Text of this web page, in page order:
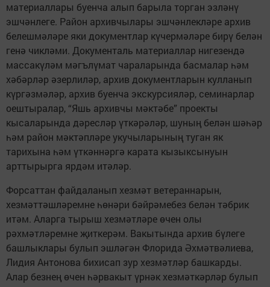
материаллары буенча алып барыла торган эзләнү
эшчәнлеге. Район архивчылары эшчәнлекләре архив
белешмәләре яки документлар күчермәләре бирү белән
генә чикләми. Документаль материаллар нигезендә
массакүләм мәгълүмат чараларында басмалар һәм
хәбәрләр әзерлиләр, архив документларын кулланып
күргәзмәләр, архив буенча экскурсияләр, семинарлар
оештыралар, “Яшь архивчы мәктәбе” проекты
кысаларында дәресләр үткәрәләр, шуның белән шәһәр
һәм район мәктәпләре укучыларының туган як
тарихына һәм үткәннәргә карата кызыксынуын
арттырырга ярдәм итәләр.
Форсаттан файдаланып хезмәт ветераннарын,
хезмәттәшләремне һөнәри бәйрәмебез белән тәбрик
итәм. Аларга тырыш хезмәтләре өчен олы
рәхмәтләремне җиткерәм. Вакытында архив бүлеге
башлыклары булып эшләгән Флорида Әхмәтвәлиева,
Лидия Антонова бихисап зур хезмәтләр башкарды.
Алар безнең өчен һәрвакыт үрнәк хезмәткәрләр булып